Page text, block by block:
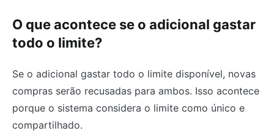
O que acontece se o adicional gastar
todo o limite?
Se o adicional gastar todo o limite disponível, novas
compras serão recusadas para ambos. Isso acontece
porque o sistema considera o limite como único e
compartilhado.